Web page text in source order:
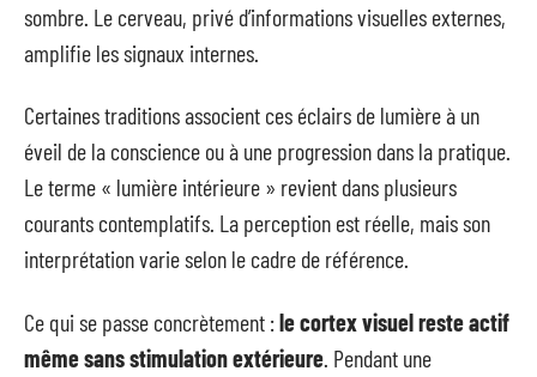
sombre. Le cerveau, privé d’informations visuelles externes,
amplifie les signaux internes.
Certaines traditions associent ces éclairs de lumière à un
éveil de la conscience ou à une progression dans la pratique.
Le terme « lumière intérieure » revient dans plusieurs
courants contemplatifs. La perception est réelle, mais son
interprétation varie selon le cadre de référence.
Ce qui se passe concrètement :le cortex visuel reste actif
même sans stimulation extérieure . Pendant une